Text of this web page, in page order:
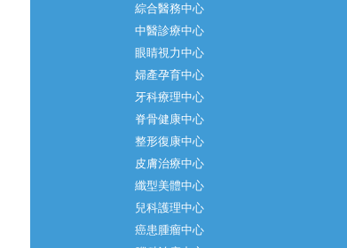
綜合醫務中心
中醫診療中心
眼睛視力中心
婦產孕育中心
牙科療理中心
脊骨健康中心
整形復康中心
皮膚治療中心
纖型美體中心
兒科護理中心
癌患腫瘤中心